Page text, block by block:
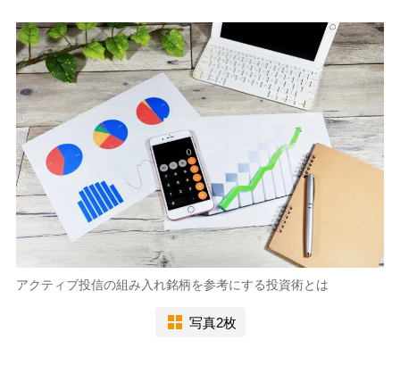
アクティブ投信の組み入れ銘柄を参考にする投資術とは
写真2枚